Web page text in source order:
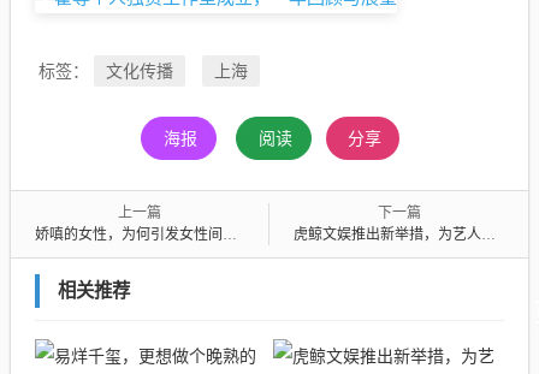
标签： 文化传播 上海
海报 阅读 分享
上一篇
娇嗔的女性，为何引发女性间的争议？
下一篇
虎鲸文娱推出新举措，为艺人发工资，演艺圈迎来铁饭碗？
相关推荐